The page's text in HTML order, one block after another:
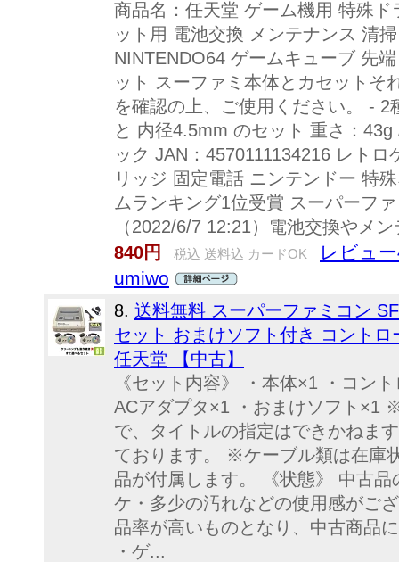
商品名：任天堂 ゲーム機用 特殊
ット用 電池交換 メンテナンス 清
NINTENDO64 ゲームキューブ 先
ット スーファミ本体とカセットそ
を確認の上、ご使用ください。 -
と 内径4.5mm のセット 重さ：
ック JAN：4570111134216 レト
リッジ 固定電話 ニンテンドー 特
ムランキング1位受賞 スーパーフ
（2022/6/7 12:21）電池交換やメ
840円
税込 送料込 カードOK
レビュ
umiwo
8. 送料無料 スーパーファミコン
セット おまけソフト付き コント
任天堂 【中古】
《セット内容》 ・本体×1 ・コン
ACアダプタ×1 ・おまけソフト×1
で、タイトルの指定はできかねま
ております。 ※ケーブル類は在庫
品が付属します。 《状態》 中古
ケ・多少の汚れなどの使用感がご
品率が高いものとなり、中古商品
・ゲ...